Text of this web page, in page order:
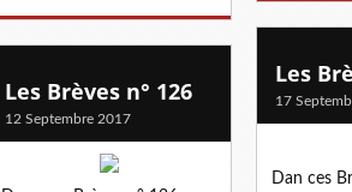
Les
17
Dan ces
Les Brèves n° 126
12 Septembre 2017